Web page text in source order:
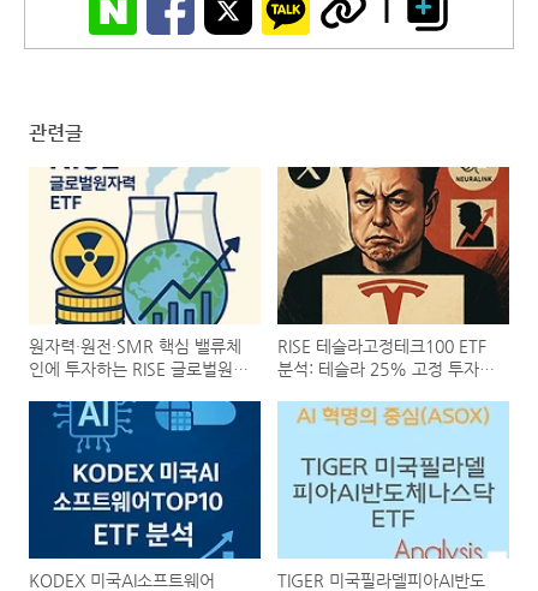
관련글
원자력·원전·SMR 핵심 밸류체
인에 투자하는 RISE 글로벌원자
RISE 테슬라고정테크100 ETF
분석: 테슬라 25% 고정 투자,
(0047P0)
KODEX 미국AI소프트웨어 TIGER 미국필라델피아AI반도